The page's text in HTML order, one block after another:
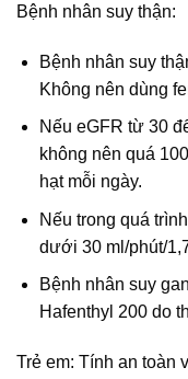
Bệnh nhân suy thận:
Bệnh nhân suy
Không nên dùng
Nếu eGFR từ 30
không nên quá
hạt mỗi ngày.
Nếu trong quá
dưới 30 ml/phút/
Bệnh nhân suy
Hafenthyl 200 do
Trẻ em: Tính an toàn